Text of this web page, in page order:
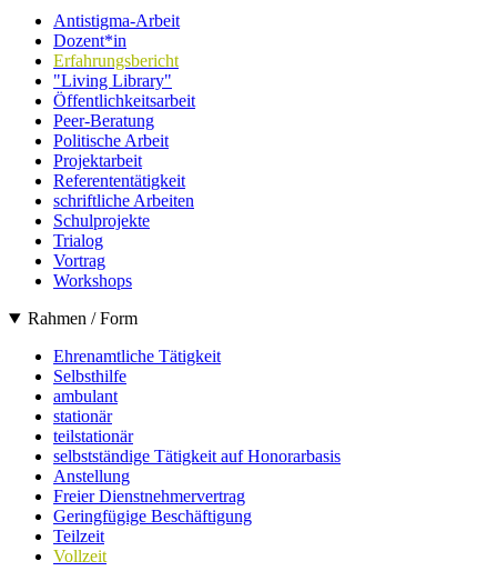
Antistigma-Arbeit
Dozent*in
Erfahrungsbericht
"Living Library"
Öffentlichkeitsarbeit
Peer-Beratung
Politische Arbeit
Projektarbeit
Referententätigkeit
schriftliche Arbeiten
Schulprojekte
Trialog
Vortrag
Workshops
Rahmen / Form
Ehrenamtliche Tätigkeit
Selbsthilfe
ambulant
stationär
teilstationär
selbstständige Tätigkeit auf Honorarbasis
Anstellung
Freier Dienstnehmervertrag
Geringfügige Beschäftigung
Teilzeit
Vollzeit